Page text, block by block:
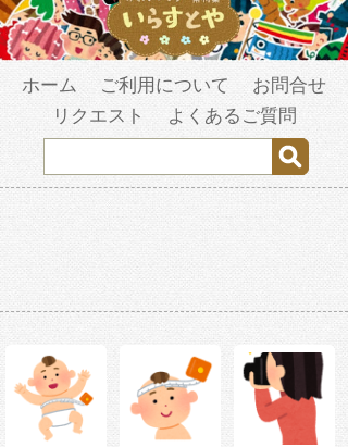
ホーム ご利用について
お問合せ
リクエスト
よくあるご質問